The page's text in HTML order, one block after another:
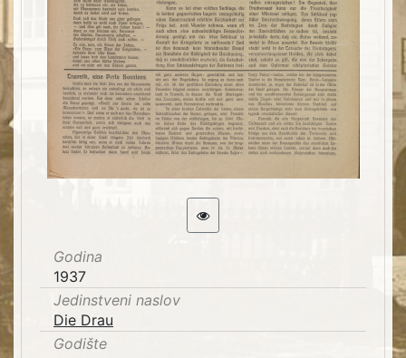
Godina
1937
Jedinstveni naslov
Die Drau
Godište